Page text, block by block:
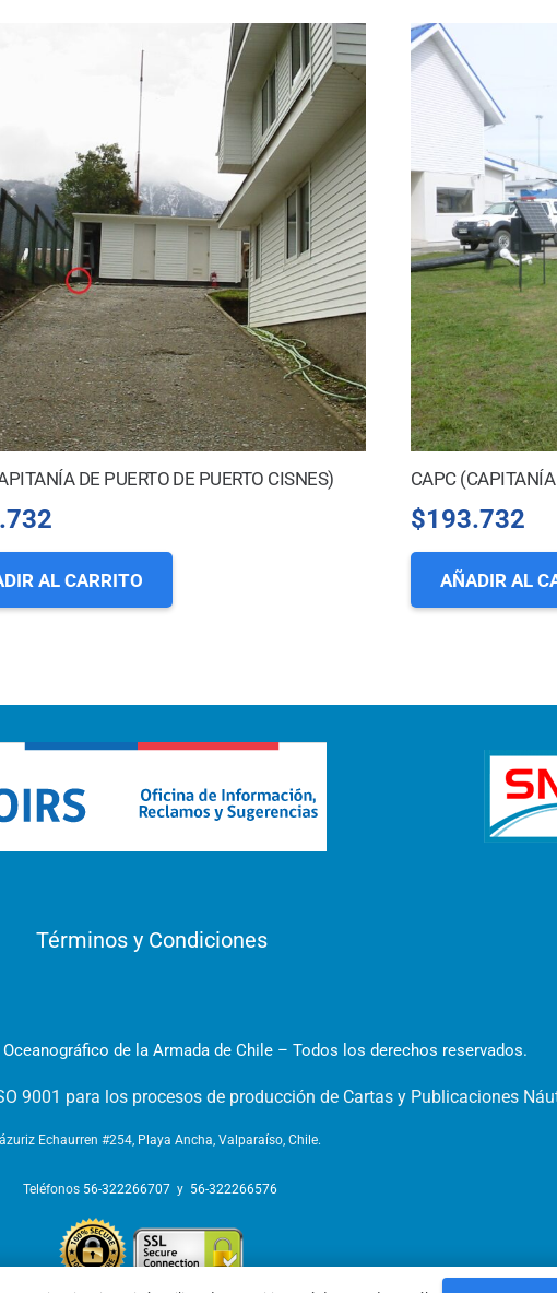
DE PUERTO DE PUERTO CISNES)
AL CARRITO
CAPC
$193.732
AÑADIR AL
Términos y Condiciones
de la Armada de Chile – Todos los derechos reservados.
9001 para los procesos de producción de Cartas y Publicaciones
Echaurren #254, Playa Ancha, Valparaíso, Chile.
Teléfonos 56-322266707 y 56-322266576